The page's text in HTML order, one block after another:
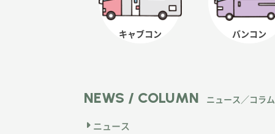
キャブコン バンコン
NEWS / COLUMN ニュース／コラム
ニュース